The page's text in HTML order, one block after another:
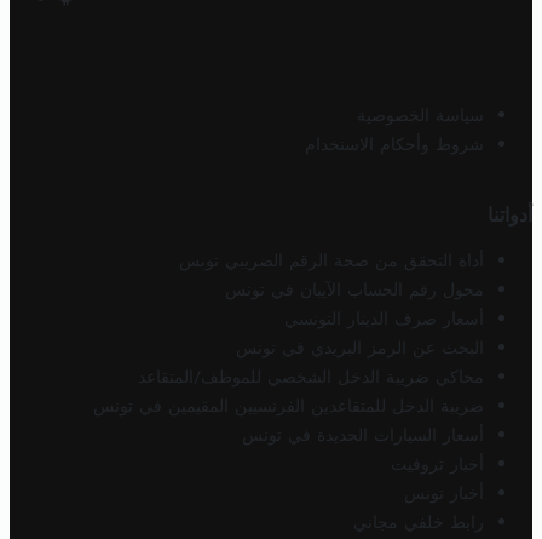
سياسة الخصوصية
شروط وأحكام الاستخدام
أدواتنا
أداة التحقق من صحة الرقم الضريبي تونس
محول رقم الحساب الآيبان في تونس
أسعار صرف الدينار التونسي
البحث عن الرمز البريدي في تونس
محاكي ضريبة الدخل الشخصي للموظف/المتقاعد
ضريبة الدخل للمتقاعدين الفرنسيين المقيمين في تونس
أسعار السيارات الجديدة في تونس
أخبار تروفيت
أخبار تونس
رابط خلفي مجاني